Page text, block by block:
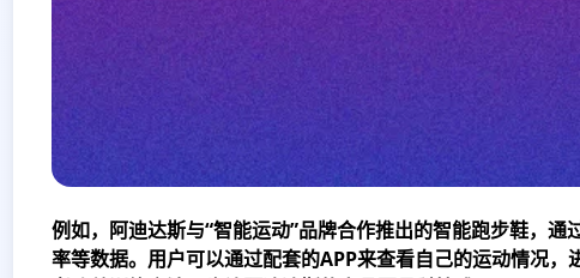
例如，阿迪达斯与“智能运动”品牌合作推出的智能跑步鞋，
率等数据。用户可以通过配套的APP来查看自己的运动情况